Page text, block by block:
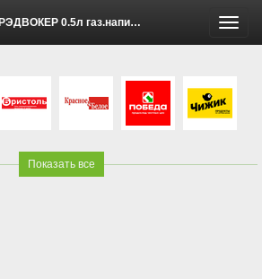
СТАЙЛ КЛАССИК КОЛА 0.5л за 1 рубль (2 - 8 Июня 2026)
Показать все